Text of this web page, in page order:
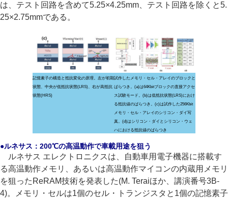
は、テスト回路を含めて5.25×4.25mm、テスト回路を除くと5.
25×2.75mmである。
記憶素子の構造と抵抗変化の原理。左が初期
状態、中央が低抵抗状態(LRS)、右が高抵抗
状態(HRS)
試作したメモリ・セル・アレイのブロックと
ばらつき。(a)は64Kbitブロックの直接アクセ
ス試験モード。(b)は低抵抗状態(LRS)におけ
る抵抗値のばらつき。(c)は試作した256Kbit
メモリ・セル・アレイのシリコン・ダイ写
真。(d)はシリコン・ダイとシリコン・ウェ
ハにおける抵抗値のばらつき
●ルネサス：200℃の高温動作で車載用途を狙う
ルネサス エレクトロニクスは、自動車用電子機器に搭載す
る高温動作メモリ、あるいは高温動作マイコンの内蔵用メモリ
を狙ったReRAM技術を発表した(M. Teraiほか、講演番号3B-
4)。メモリ・セルは1個のセル・トランジスタと1個の記憶素子